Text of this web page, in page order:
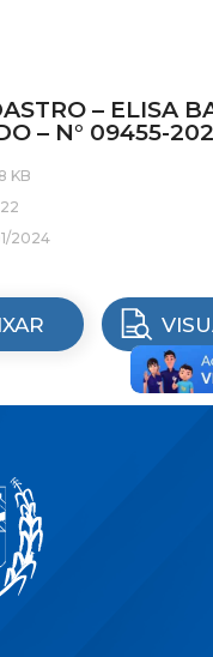
– ELISA
– N° 09455-
KB
2024